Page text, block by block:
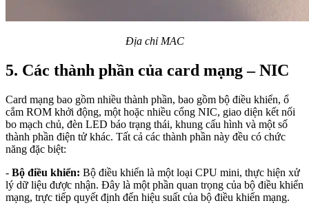
Địa chỉ MAC
5. Các thành phần của card mạng – NIC
Card mạng bao gồm nhiều thành phần, bao gồm bộ điều khiển, ổ
cắm ROM khởi động, một hoặc nhiều cổng NIC, giao diện kết nối
bo mạch chủ, đèn LED báo trạng thái, khung cấu hình và một số
thành phần điện tử khác. Tất cả các thành phần này đều có chức
năng đặc biệt:
- Bộ điều khiển: Bộ điều khiển là một loại CPU mini, thực hiện xử
lý dữ liệu được nhận. Đây là một phần quan trọng của bộ điều khiển
mạng, trực tiếp quyết định đến hiệu suất của bộ điều khiển mạng.